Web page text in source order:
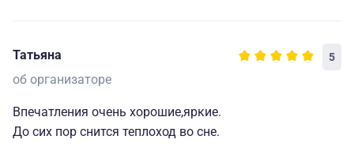
Татьяна 5
об организаторе
Впечатления очень хорошие,яркие.
До сих пор снится теплоход во сне.